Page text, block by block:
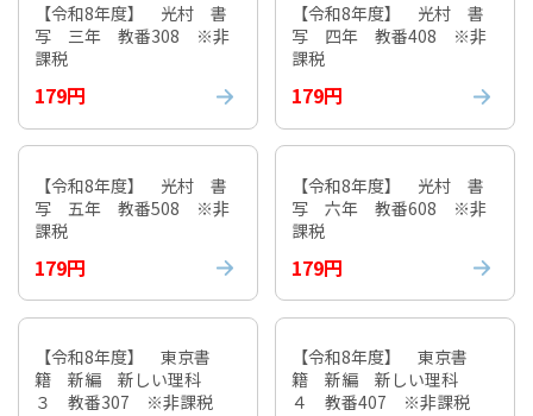
【令和8年度】 光村 書
写 三年 教番308 ※非
課税
179円
【令和8年度】 光村 書
写 四年 教番408 ※非
課税
179円
【令和8年度】 光村 書
写 五年 教番508 ※非
課税
179円
【令和8年度】 光村 書
写 六年 教番608 ※非
課税
179円
【令和8年度】 東京書
籍 新編 新しい理科
３ 教番307 ※非課税
【令和8年度】 東京書
籍 新編 新しい理科
４ 教番407 ※非課税